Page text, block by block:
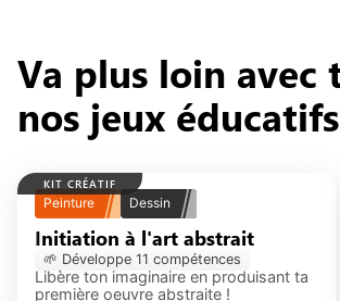
Va plus loin avec
nos jeux éducatifs
KIT CRÉATIF
Peinture Dessin
Initiation à l'art abstrait
🌱 Développe 11 compétences
Libère ton imaginaire en produisant ta
première oeuvre abstraite !